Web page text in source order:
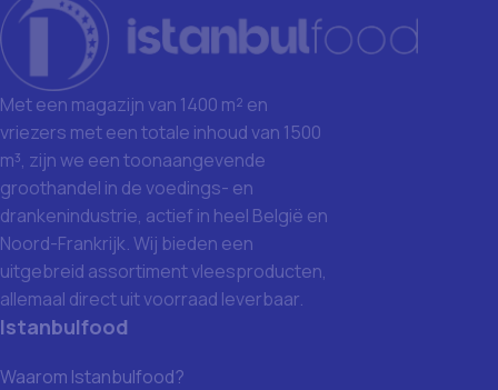
Met een magazijn van 1400 m² en
vriezers met een totale inhoud van 1500
m³, zijn we een toonaangevende
groothandel in de voedings- en
drankenindustrie, actief in heel België en
Noord-Frankrijk. Wij bieden een
uitgebreid assortiment vleesproducten,
allemaal direct uit voorraad leverbaar.
Istanbulfood
Waarom Istanbulfood?